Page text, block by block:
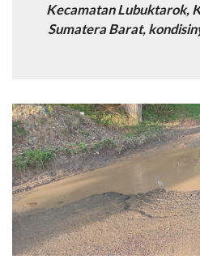
Kecamatan Lubuktarok,
Sumatera Barat,